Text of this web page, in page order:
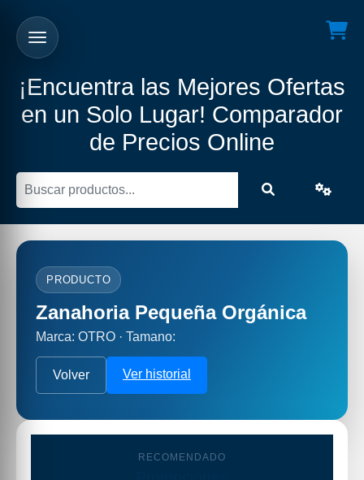
¡Encuentra las Mejores Ofertas
en un Solo Lugar! Comparador
de Precios Online
PRODUCTO
Zanahoria Pequeña Orgánica
Marca: OTRO · Tamano:
Volver Ver historial
RECOMENDADO